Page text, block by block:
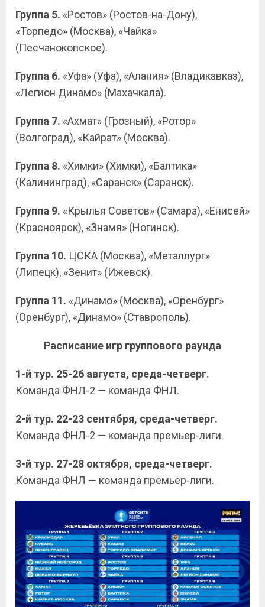
Группа 5. «Ростов» (Ростов-на-Дону),
«Торпедо» (Москва), «Чайка»
(Песчанокопское).
Группа 6. «Уфа» (Уфа), «Алания» (Владикавказ),
«Легион Динамо» (Махачкала).
Группа 7. «Ахмат» (Грозный), «Ротор»
(Волгоград), «Кайрат» (Москва).
Группа 8. «Химки» (Химки), «Балтика»
(Калининград), «Саранск» (Саранск).
Группа 9. «Крылья Советов» (Самара), «Енисей»
(Красноярск), «Знамя» (Ногинск).
Группа 10. ЦСКА (Москва), «Металлург»
(Липецк), «Зенит» (Ижевск).
Группа 11. «Динамо» (Москва), «Оренбург»
(Оренбург), «Динамо» (Ставрополь).
Расписание игр группового раунда
1-й тур. 25-26 августа, среда-четверг.
Команда ФНЛ-2 — команда ФНЛ.
2-й тур. 22-23 сентября, среда-четверг.
Команда ФНЛ-2 — команда премьер-лиги.
3-й тур. 27-28 октября, среда-четверг.
Команда ФНЛ — команда премьер-лиги.